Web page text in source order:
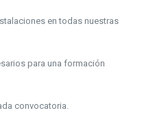
en todas nuestras
para una formación
convocatoria.